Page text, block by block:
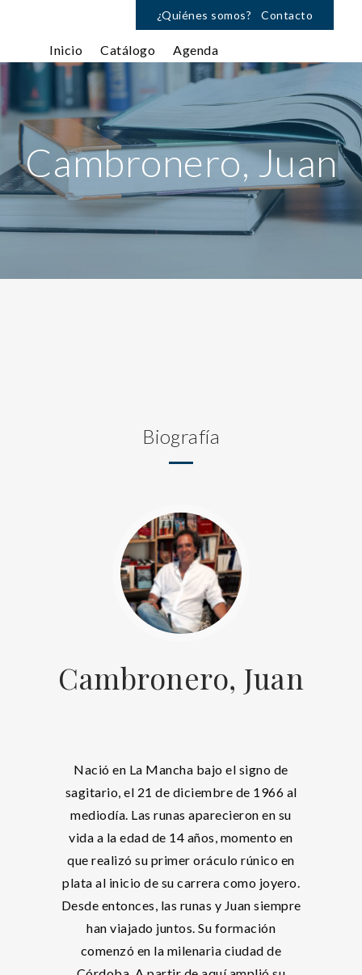
¿Quiénes somos? Contacto
Inicio Catálogo Agenda
Cambronero, Juan
Biografía
Cambronero, Juan
Nació en La Mancha bajo el signo de
sagitario, el 21 de diciembre de 1966 al
mediodía. Las runas aparecieron en su
vida a la edad de 14 años, momento en
que realizó su primer oráculo rúnico en
plata al inicio de su carrera como joyero.
Desde entonces, las runas y Juan siempre
han viajado juntos. Su formación
comenzó en la milenaria ciudad de